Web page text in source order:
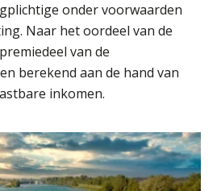
onder voorwaarden
Naar het oordeel van de
van de
berekend aan de hand van
inkomen.
ABN Amro slokt NIBC op: wat deze
overname zegt over de
veranderende financiële markt
Boekhoudlandschap sterk
gefragmenteerd, softwarekampioen
Hoe Hoek en Blok het
ondertekenproces drastisch
verbeterde
Agri & Food – Groningen